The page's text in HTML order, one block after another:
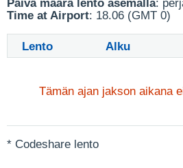
Päivä määrä lento asemalla:
Time at Airport: 18.06 (GMT 0)
Lento Alku
Tämän ajan jakson aikana
* Codeshare lento